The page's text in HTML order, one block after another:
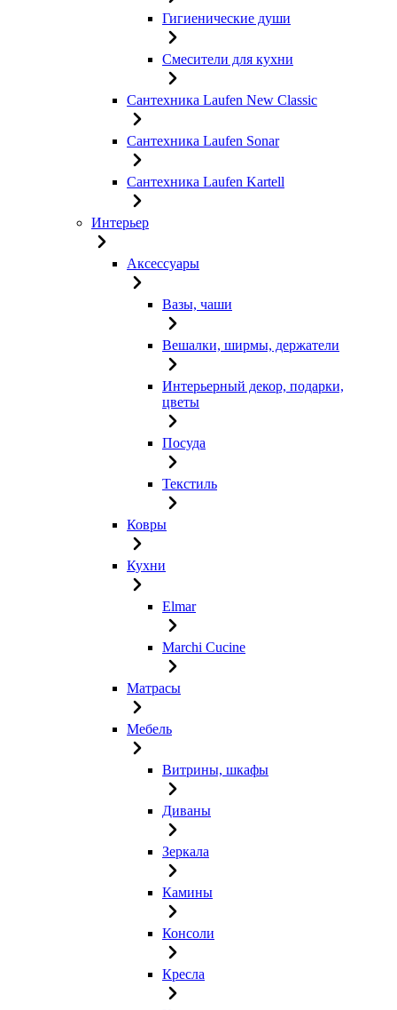
Гигиенические души
Смесители для кухни
Сантехника Laufen New Classic
Сантехника Laufen Sonar
Сантехника Laufen Kartell
Интерьер
Аксессуары
Вазы, чаши
Вешалки, ширмы, держатели
Интерьерный декор, подарки,
цветы
Посуда
Текстиль
Ковры
Кухни
Elmar
Marchi Cucine
Матрасы
Мебель
Витрины, шкафы
Диваны
Зеркала
Камины
Консоли
Кресла